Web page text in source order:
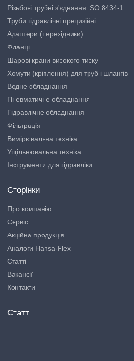
Різьбові трубні з'єднання ISO 8434-1
Труби гідравлічні прецизійні
Адаптери (перехідники)
Фланці
Шарові крани високого тиску
Хомути (кріплення) для труб і шлангів
Водне обладнання
Пневматичне обладнання
Гідравлічне обладнання
Фільтрація
Вимірювальна техніка
Ущільнювальна техніка
Інструменти для гідравліки
Сторінки
Про компанію
Сервіс
Акційна продукція
Аналоги Hansa-Flex
Статті
Вакансії
Контакти
Статті